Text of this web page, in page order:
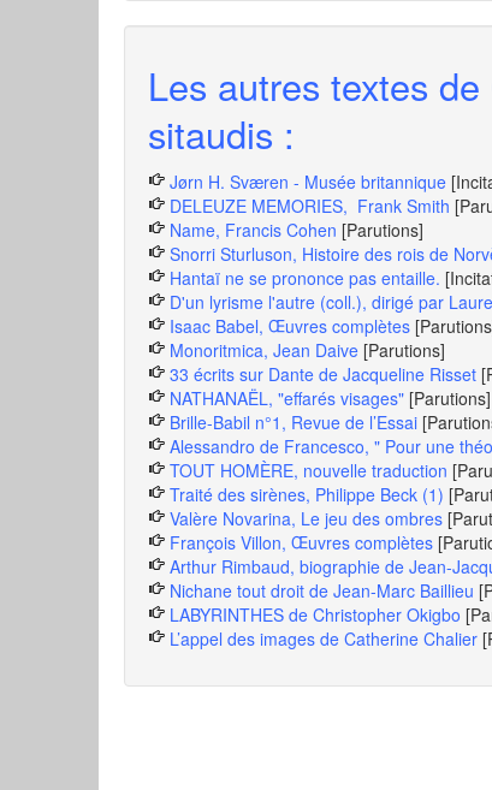
Les autres textes
sitaudis :
Jørn H. Sværen - Musée britannique
DELEUZE MEMORIES, Frank Smith
Name, Francis Cohen [Parutions]
Snorri Sturluson, Histoire des rois de
Hantaï ne se prononce pas entaille.
D'un lyrisme l'autre (coll.), dirigé par
Isaac Babel, Œuvres complètes
Monoritmica, Jean Daive [Parutions]
33 écrits sur Dante de Jacqueline Risset
NATHANAËL, "effarés visages" [Parutions]
Brille-Babil n°1, Revue de l’Essai
Alessandro de Francesco, " Pour une
TOUT HOMÈRE, nouvelle traduction
Traité des sirènes, Philippe Beck (1)
Valère Novarina, Le jeu des ombres
François Villon, Œuvres complètes
Arthur Rimbaud, biographie de Jean-
Nichane tout droit de Jean-Marc Baillieu
LABYRINTHES de Christopher Okigbo
L’appel des images de Catherine Chalier